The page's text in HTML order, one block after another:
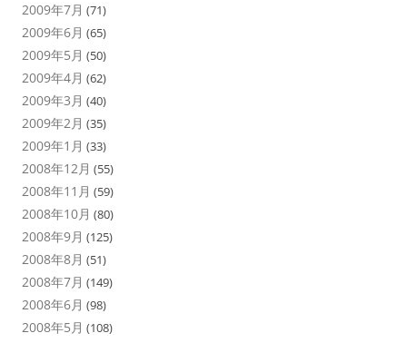
2009年7月 (71)
2009年6月 (65)
2009年5月 (50)
2009年4月 (62)
2009年3月 (40)
2009年2月 (35)
2009年1月 (33)
2008年12月 (55)
2008年11月 (59)
2008年10月 (80)
2008年9月 (125)
2008年8月 (51)
2008年7月 (149)
2008年6月 (98)
2008年5月 (108)